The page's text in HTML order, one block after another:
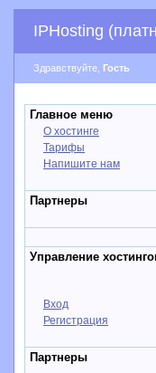
IPHosting
Здравствуйте, Гость
Главное меню
О хостинге
Тарифы
Напишите нам
Партнеры
Управление
Вход
Регистрация
Партнеры